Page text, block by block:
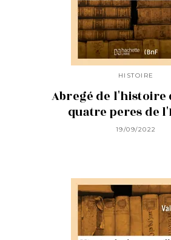
HISTOIRE
Abregé de l'histoire
quatre peres de
19/09/2022